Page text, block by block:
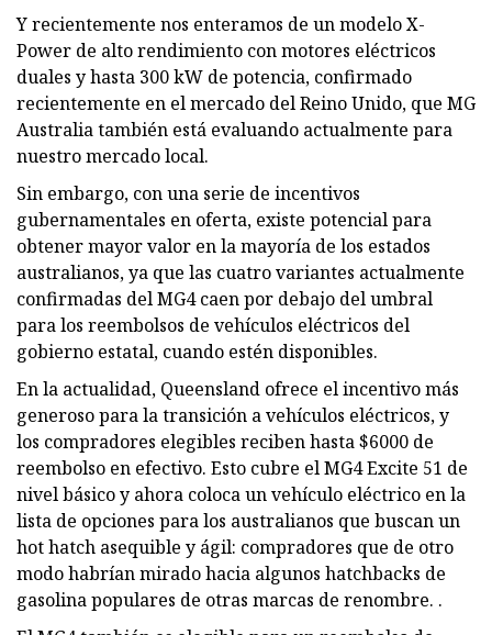
Y recientemente nos enteramos de un modelo X-
Power de alto rendimiento con motores eléctricos
duales y hasta 300 kW de potencia, confirmado
recientemente en el mercado del Reino Unido, que MG
Australia también está evaluando actualmente para
nuestro mercado local.
Sin embargo, con una serie de incentivos
gubernamentales en oferta, existe potencial para
obtener mayor valor en la mayoría de los estados
australianos, ya que las cuatro variantes actualmente
confirmadas del MG4 caen por debajo del umbral
para los reembolsos de vehículos eléctricos del
gobierno estatal, cuando estén disponibles.
En la actualidad, Queensland ofrece el incentivo más
generoso para la transición a vehículos eléctricos, y
los compradores elegibles reciben hasta $6000 de
reembolso en efectivo. Esto cubre el MG4 Excite 51 de
nivel básico y ahora coloca un vehículo eléctrico en la
lista de opciones para los australianos que buscan un
hot hatch asequible y ágil: compradores que de otro
modo habrían mirado hacia algunos hatchbacks de
gasolina populares de otras marcas de renombre. .